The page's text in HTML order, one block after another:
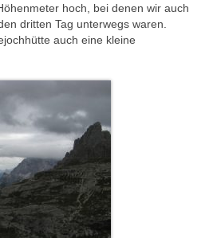
hoch, bei denen wir auch
dritten Tag unterwegs waren.
auch eine kleine